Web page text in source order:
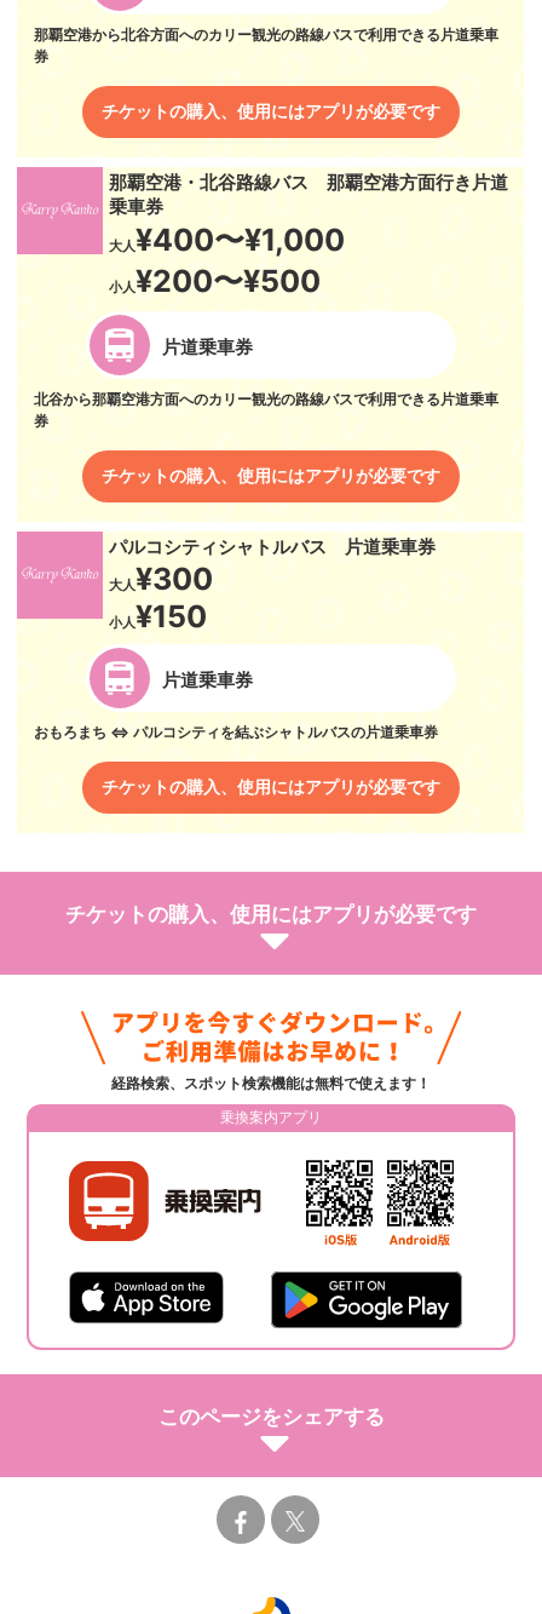
那覇空港から北谷方面へのカリー観光の路線バスで利用できる片道乗車
券
チケットの購入、使用にはアプリが必要です
那覇空港・北谷路線バス 那覇空港方面行き片道
乗車券
大人¥400〜¥1,000
小人¥200〜¥500
片道乗車券
北谷から那覇空港方面へのカリー観光の路線バスで利用できる片道乗車
券
チケットの購入、使用にはアプリが必要です
パルコシティシャトルバス 片道乗車券
大人¥300
小人¥150
片道乗車券
おもろまち ⇔ パルコシティを結ぶシャトルバスの片道乗車券
チケットの購入、使用にはアプリが必要です
チケットの購入、使用にはアプリが必要です
経路検索、スポット検索機能は無料で使えます！
乗換案内アプリ
このページをシェアする